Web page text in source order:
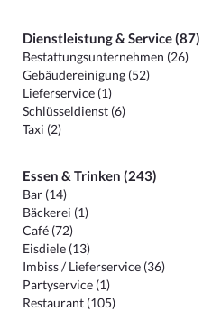
Dienstleistung & Service (87)
Bestattungsunternehmen (26)
Gebäudereinigung (52)
Lieferservice (1)
Schlüsseldienst (6)
Taxi (2)
Essen & Trinken (243)
Bar (14)
Bäckerei (1)
Café (72)
Eisdiele (13)
Imbiss / Lieferservice (36)
Partyservice (1)
Restaurant (105)